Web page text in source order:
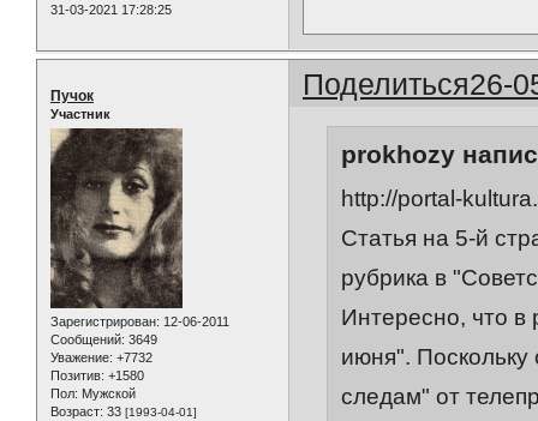
31-03-2021 17:28:25
Поделиться26-
Пучок
Участник
Зарегистрирован: 12-06-2011
Сообщений: 3649
Уважение: +7732
Позитив: +1580
Пол: Мужской
Возраст: 33 [1993-04-01]
prokhozy
http://portal-
Статья на 5-й
рубрика в
Интересно, что
июня". Поскольку
следам" от